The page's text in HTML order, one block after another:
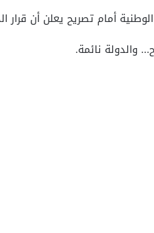
الوطنية أمام تصريح يعلن أن
والدولة نائمة.